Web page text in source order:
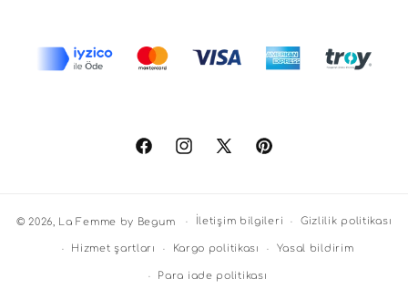
FacebookInstagram
X
Pinterest
© 2026, La Femme by Begum İletişim bilgileri Gizlilik politikası
Hizmet şartları Kargo politikası Yasal bildirim
Para iade politikası